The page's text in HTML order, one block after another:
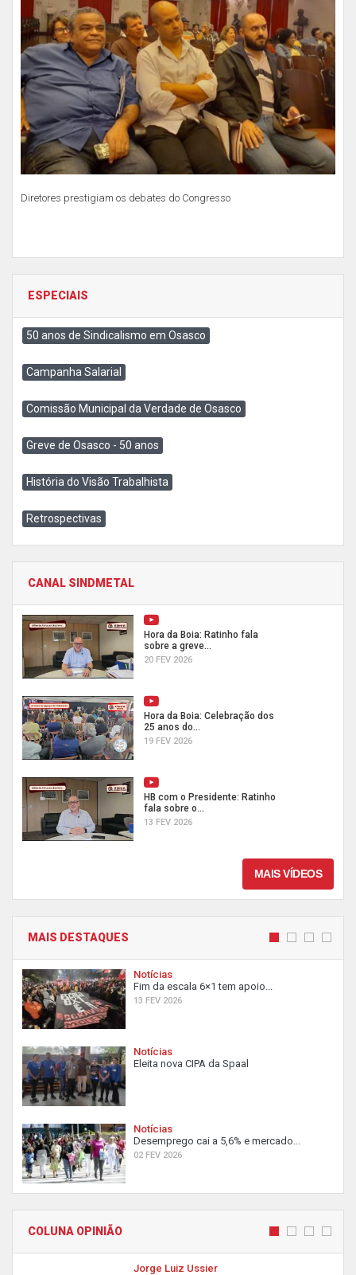
Diretores prestigiam os debates do Congresso
ESPECIAIS
50 anos de Sindicalismo em Osasco
Campanha Salarial
Comissão Municipal da Verdade de Osasco
Greve de Osasco - 50 anos
História do Visão Trabalhista
Retrospectivas
CANAL SINDMETAL
Hora da Boia: Ratinho fala
sobre a greve...
20 FEV 2026
Hora da Boia: Celebração dos
25 anos do...
19 FEV 2026
HB com o Presidente: Ratinho
fala sobre o...
13 FEV 2026
MAIS VÍDEOS
MAIS DESTAQUES
Notícias
Fim da escala 6×1 tem apoio...
13 FEV 2026
Notícias
Eleita nova CIPA da Spaal
Notícias
Desemprego cai a 5,6% e mercado...
02 FEV 2026
COLUNA OPINIÃO
Jorge Luiz Ussier